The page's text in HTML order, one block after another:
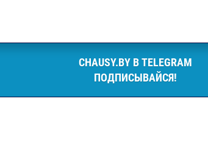
CHAUSY.BY В TELEGRAM
ПОДПИСЫВАЙСЯ!